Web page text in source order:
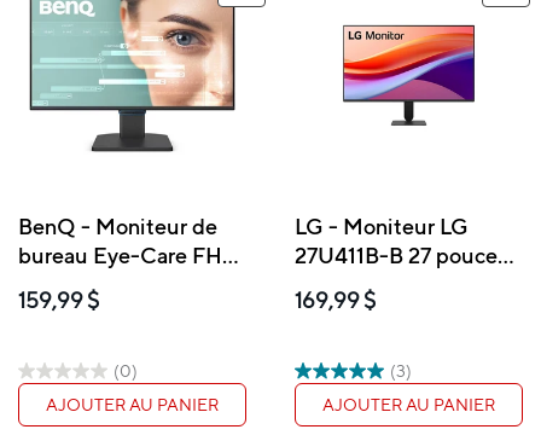
BenQ - Moniteur de
bureau Eye-Care FHD
1080p de 23,8 po
159,99 $
(0)
AJOUTER AU PANIER
LG - Moniteur LG
27U411B-B 27 pouces
FHD - noir
169,99 $
(3)
AJOUTER AU PANIER